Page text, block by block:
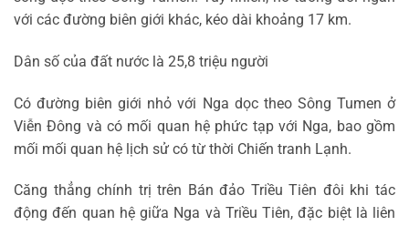
với các đường biên giới khác, kéo dài khoảng 17 km.
Dân số của đất nước là 25,8 triệu người
Có đường biên giới nhỏ với Nga dọc theo Sông Tumen ở
Viễn Đông và có mối quan hệ phức tạp với Nga, bao gồm
mối mối quan hệ lịch sử có từ thời Chiến tranh Lạnh.
Căng thẳng chính trị trên Bán đảo Triều Tiên đôi khi tác
động đến quan hệ giữa Nga và Triều Tiên, đặc biệt là liên